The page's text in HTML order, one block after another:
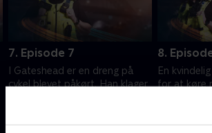
7. Episode 7
I Gateshead er en dreng på
cykel blevet påkørt. Han klager
hvem er skyld i ulykken?
8.
En
for at køre
hun bliver
hun
hælene på